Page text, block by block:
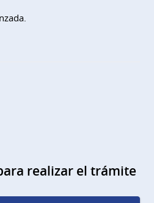
realizar el trámite